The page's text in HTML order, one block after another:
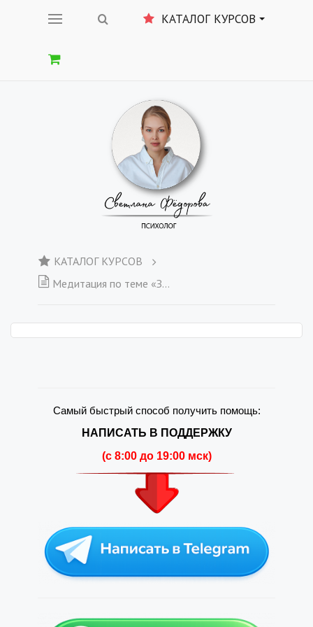
КАТАЛОГ КУРСОВ
КАТАЛОГ КУРСОВ
Медитация по теме «ЗДОРОВЬЕ» + Еженедельный отчет
Самый быстрый способ получить помощь:
НАПИСАТЬ В ПОДДЕРЖКУ
(c 8:00 до 19:00 мск)